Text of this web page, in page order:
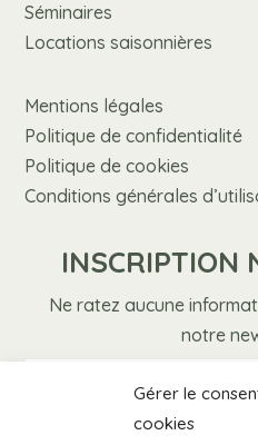
Gérer le
cookies
Séminaires
Locations saisonnières
Mentions légales
Politique de confidentialité
Politique de cookies
Conditions générales
INSCRIPTION
Ne ratez aucune
notre